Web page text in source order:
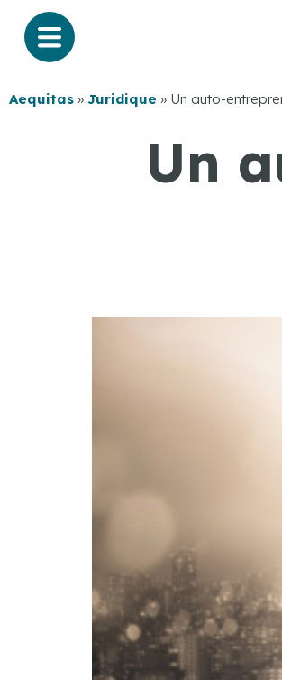
Aequitas » Juridique » Un auto-
Un